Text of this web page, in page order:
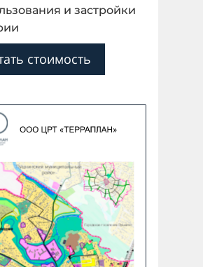
и застройки
стоимость